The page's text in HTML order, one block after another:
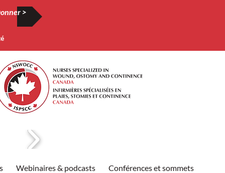
>
Webinaires & podcasts Conférences et sommets